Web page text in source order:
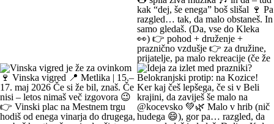
(the perfect time for your first
encounter with nature) 👉 Nature + a
lounge chair in the shade + your
favorite people = a combination that
has never disappointed Come see us.
You know where we are—the place
where time actually slows down and
originalna belokranjska prireditev 👉
metliški plac kak more bit, živ in poln
Če hočeš doživet Belo krajino takšno,
kot je zares — prideš na Vigred. Za en
večer. Ostaneš pa še malo dlje. 😌🍇
Se vidimo v Metliki! 🎥 Zavod za
turizem, kulturo, šport in mladino
Metlika #belakrajina #vinskavigred
#belakrajinasrčnihljudi #metlika
Če zapreš oči, znaš ki si. Duma 💚
Soundtrack Bele krajine v maju.
#belakrajina #belakrajina🍀
greendestination
#belakrajinasrčnihljudi #ifeelslovenia
💚 #sloveniagreen
🔥 1. MAJ PO BELOKRANJSKO 🔥
Če boš noč na prvi maj preživu na
kresovanju… pa boš prvega še kolko
tolko pri močeh 😄👇 📍 Krašnji vrh
… onda znaš kam greš. Na vrhu: diši
po prvomajski klasiki 🌭 špila živa
muzika 🎶 in da – tud kak “dej, še